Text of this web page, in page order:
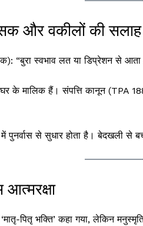
और वकीलों की सलाह
“बुरा स्वभाव लत या डिप्रेशन से
घर के मालिक हैं। संपत्ति कानून
में पुनर्वास से सुधार होता है। बेदखली से
‘मातृ-पितृ भक्ति’ कहा गया, लेकिन